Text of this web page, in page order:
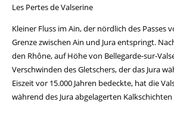
Les Pertes de Valserine
Kleiner Fluss im Ain, der nördlich des Passes
Grenze zwischen Ain und Jura entspringt.
den Rhône, auf Höhe von Bellegarde-sur-
Verschwinden des Gletschers, der das Jura
Eiszeit vor 15.000 Jahren bedeckte, hat die
während des Jura abgelagerten